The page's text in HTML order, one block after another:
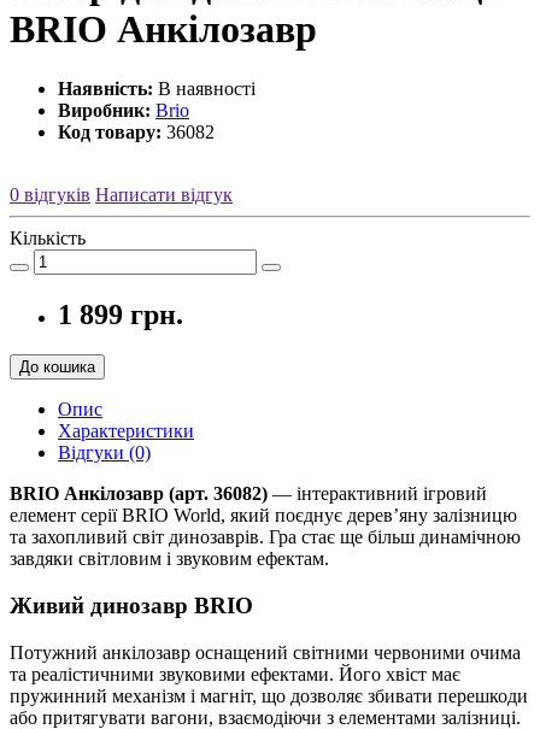
BRIO Анкілозавр
Наявність: В наявності
Виробник: Brio
Код товару: 36082
0 відгуків Написати відгук
Кількість
1 899 грн.
До кошика
Опис
Характеристики
Відгуки (0)
BRIO Анкілозавр (арт. 36082) — інтерактивний ігровий
елемент серії BRIO World, який поєднує дерев’яну залізницю
та захопливий світ динозаврів. Гра стає ще більш динамічною
завдяки світловим і звуковим ефектам.
Живий динозавр BRIO
Потужний анкілозавр оснащений світними червоними очима
та реалістичними звуковими ефектами. Його хвіст має
пружинний механізм і магніт, що дозволяє збивати перешкоди
або притягувати вагони, взаємодіючи з елементами залізниці.